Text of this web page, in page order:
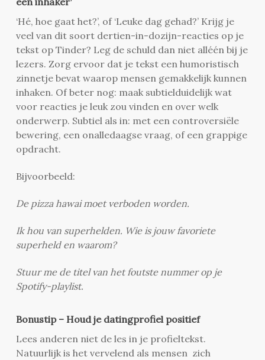
‘Hé, hoe gaat het?’, of ‘Leuke dag gehad?’ Krijg je
veel van dit soort dertien-in-dozijn-reacties op je
tekst op Tinder? Leg de schuld dan niet alléén bij je
lezers. Zorg ervoor dat je tekst een humoristisch
zinnetje bevat waarop mensen gemakkelijk kunnen
inhaken. Of beter nog: maak subtielduidelijk wat
voor reacties je leuk zou vinden en over welk
onderwerp. Subtiel als in: met een controversiële
bewering, een onalledaagse vraag, of een grappige
opdracht.
Bijvoorbeeld:
De pizza hawai moet verboden worden.
Ik hou van superhelden. Wie is jouw favoriete
superheld en waarom?
Stuur me de titel van het foutste nummer op je
Spotify-playlist.
Bonustip – Houd je datingprofiel positief
Lees anderen niet de les in je profieltekst.
Natuurlijk is het vervelend als mensen zich